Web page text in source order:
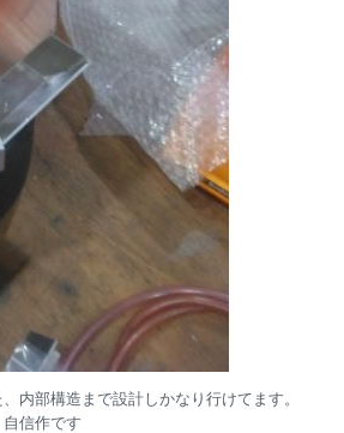
内部構造まで設計しかなり行けてます。
自信作です